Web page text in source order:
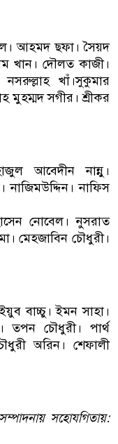
আহমদ ছফা। সৈয়দ
খান। দৌলত কাজী।
খাঁ।সুকুমার
মুহম্মদ সগীর। শ্রীকর
আবেদীন নান্নু।
নাফিস
নোবেল। নুসরাত
মেহজাবিন চৌধুরী।
বাচ্চু। ইমন সাহা।
তপন চৌধুরী। পার্থ
অরিন। শেফালী